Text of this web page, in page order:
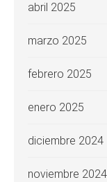
abril 2025
marzo 2025
febrero 2025
enero 2025
diciembre 2024
noviembre 2024